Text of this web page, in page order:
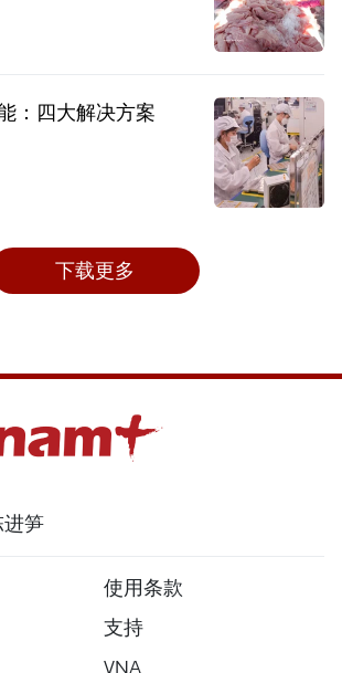
：四大解决方案
下载更多
笋
使用条款
支持
VNA